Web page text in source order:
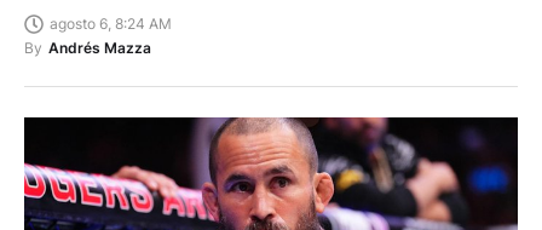
agosto 6, 8:24 AM
By Andrés Mazza